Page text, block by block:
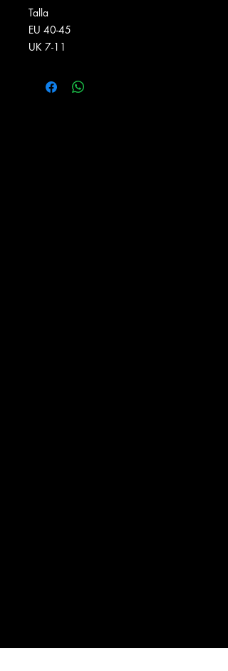
Talla
EU 40-45
UK 7-11